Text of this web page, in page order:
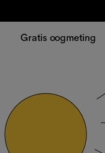
Gratis oogmeting